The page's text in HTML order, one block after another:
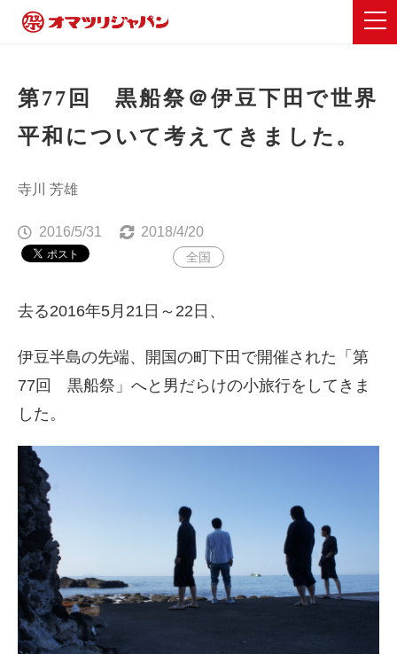
第77回 黒船祭＠伊豆下田で世界
平和について考えてきました。
寺川 芳雄
2016/5/31 2018/4/20
全国
去る2016年5月21日～22日、
伊豆半島の先端、開国の町下田で開催された「第
77回 黒船祭」へと男だらけの小旅行をしてきま
した。